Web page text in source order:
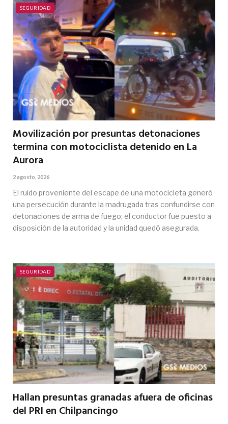
SEGURIDAD
Movilización por presuntas detonaciones
termina con motociclista detenido en La
Aurora
2 agosto, 2026
El ruido proveniente del escape de una motocicleta generó
una persecución durante la madrugada tras confundirse con
detonaciones de arma de fuego; el conductor fue puesto a
disposición de la autoridad y la unidad quedó asegurada.
SEGURIDAD
Hallan presuntas granadas afuera de oficinas
del PRI en Chilpancingo